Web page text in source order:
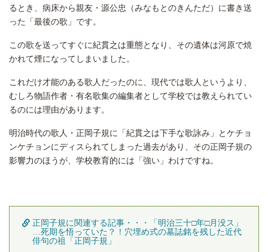
るとき、病床から親友・源公忠（みなもとのきんただ）に書き送
った「最後の歌」です。
この歌を送ってすぐに紀貫之は重態となり、その遺体は河原で焼
かれて煙になってしまいました。
これだけ才能のある歌人だったのに、現代では歌人というより、
むしろ物語作者・有名歌集の編集者として学校では教えられてい
るのには理由があります。
明治時代の歌人・正岡子規に「紀貫之は下手な歌詠み」とケチョ
ンケチョンにディスられてしまった過去があり、その正岡子規の
影響力のほうが、学校教育的には「強い」わけですね。
正岡子規に関連する記事・・・「明治三十□年□月没ス」
…死期を悟っていた？！穴埋め式の墓誌銘を残した近代
俳句の祖「正岡子規」